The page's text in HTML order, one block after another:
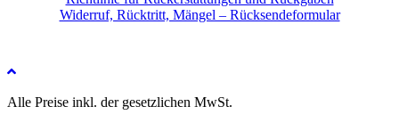
Widerruf, Rücktritt, Mängel – Rücksendeformular
Alle Preise inkl. der gesetzlichen MwSt.